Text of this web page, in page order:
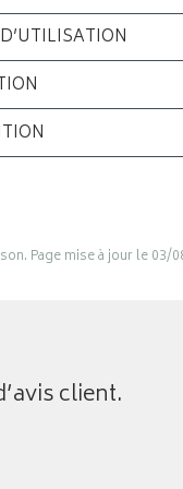
Page mise à jour le 03/
client.